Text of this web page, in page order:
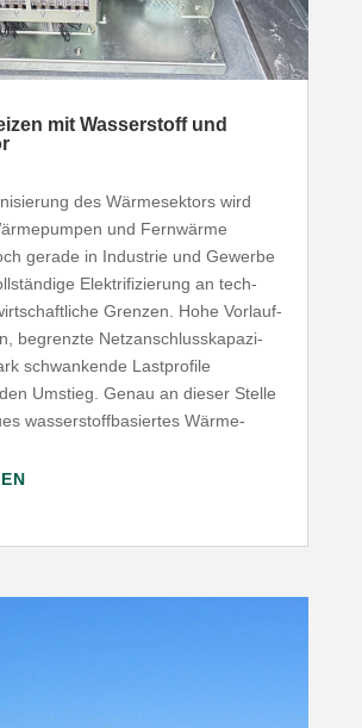
mit Wasser­stoff und
des Wärme­sektors wird
und Fernwärme
gerade in Industrie und Gewerbe
Elek­tri­fi­zierung an tech­
Grenzen. Hohe Vorlauf­
begrenzte Netz­an­schluss­ka­pa­zi­
schwan­kende Last­profile
Umstieg. Genau an dieser Stelle
wasser­stoff­ba­siertes Wärme­